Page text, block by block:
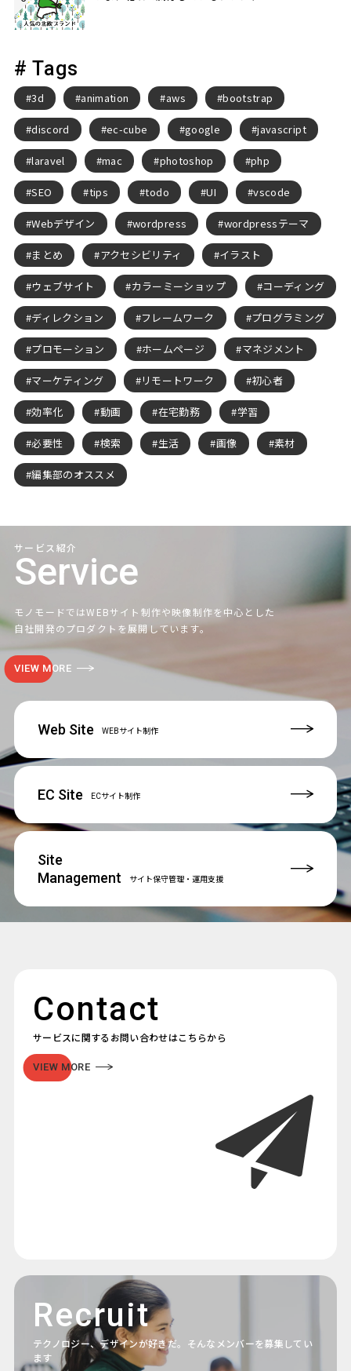
# Tags
3d animation aws bootstrap
discord ec-cube google javascript
laravel mac photoshop php
SEO tips todo UI vscode
Webデザイン wordpress wordpressテーマ
まとめ アクセシビリティ イラスト
ウェブサイト カラーミーショップ コーディング
ディレクション フレームワーク プログラミング
プロモーション ホームページ マネジメント
マーケティング リモートワーク 初心者
効率化 動画 在宅勤務 学習
必要性 検索 生活 画像 素材
編集部のオススメ
サービス紹介
Service
モノモードではWEBサイト制作や映像制作を中心とした
自社開発のプロダクトを展開しています。
VIEW MORE
Web Site WEBサイト制作
EC Site ECサイト制作
Site
Management
サイト保守管理・運用支援
Contact
サービスに関するお問い合わせはこちらから
VIEW MORE
Recruit
テクノロジー、デザインが好きだ。そんなメンバーを募集してい
ます